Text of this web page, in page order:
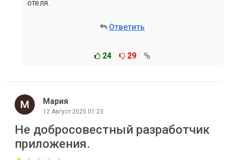
отеля.
Ответить
24 29
Мария
12 Август 2025 01:23
Не добросовестный разработчик
приложения.